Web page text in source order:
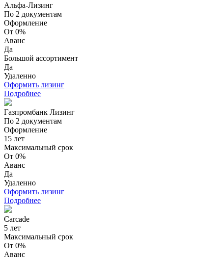
Альфа-Лизинг
По 2 документам
Оформление
От 0%
Аванс
Да
Большой ассортимент
Да
Удаленно
Оформить лизинг
Подробнее
Газпромбанк Лизинг
По 2 документам
Оформление
15 лет
Максимальный срок
От 0%
Аванс
Да
Удаленно
Оформить лизинг
Подробнее
Carcade
5 лет
Максимальный срок
От 0%
Аванс